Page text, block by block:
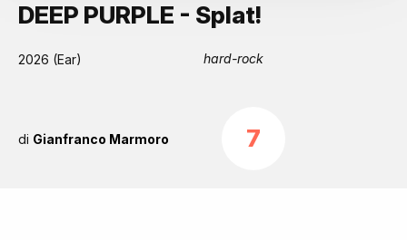
DEEP PURPLE - Splat!
2026 (Ear) hard-rock
di Gianfranco Marmoro 7